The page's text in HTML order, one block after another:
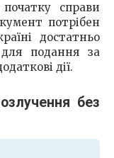
справи
потрібен
достатньо
подання за
дії.
без